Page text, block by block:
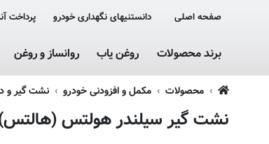
صفحه اصلی دانستنیهای نگهداری خودرو پرداخت
برند محصولات روغن یاب روانساز و روغن
محصولات مکمل و افزودنی خودرو نشت گیر و
نشت گیر سیلندر هولتس